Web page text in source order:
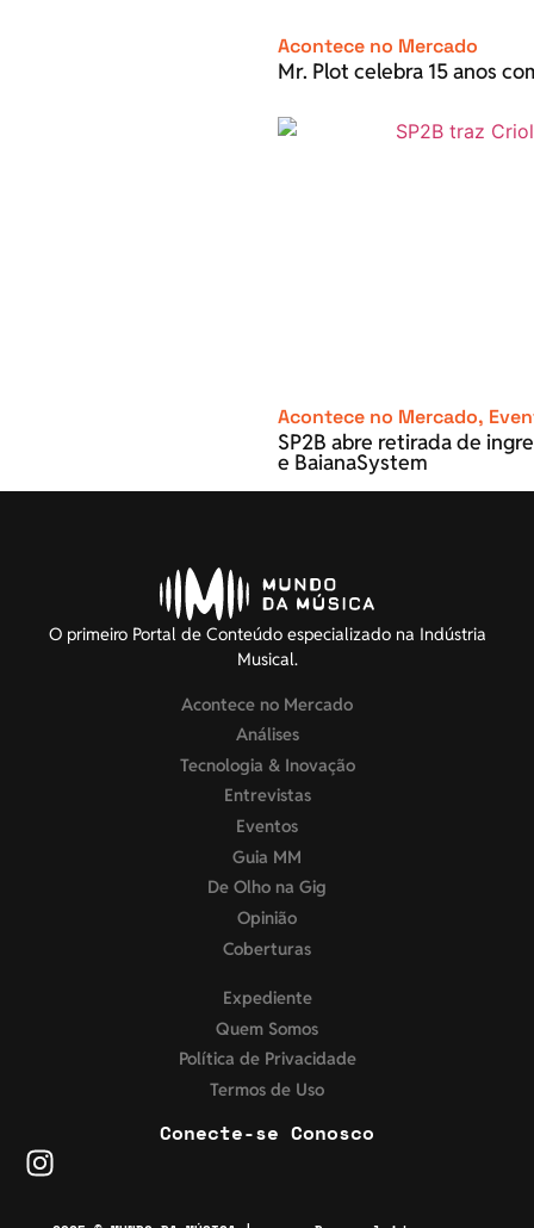
Acontece no Mercado
Mr. Plot celebra 15 anos
Acontece no Mercado,
SP2B abre retirada de
e BaianaSystem
O primeiro Portal de Conteúdo especializado na Indústria
Musical.
Acontece no Mercado
Análises
Tecnologia & Inovação
Entrevistas
Eventos
Guia MM
De Olho na Gig
Opinião
Coberturas
Expediente
Quem Somos
Política de Privacidade
Termos de Uso
Conecte-se Conosco